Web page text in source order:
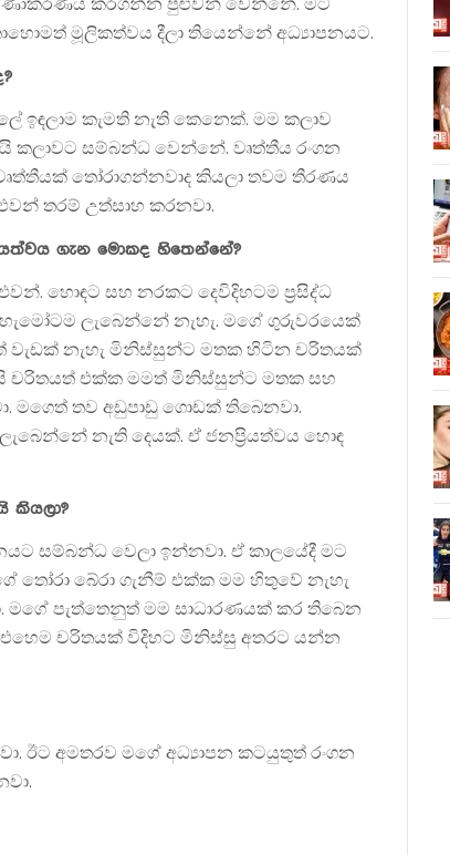
මූලිකත්වය දීලා තියෙන්නේ අධ්‍යාපනයට.
ඉඳලාම කැමති නැති කෙනෙක්. මම කලාව
කලාවට සම්බන්ධ වෙන්නේ. වෘත්තීය රංගන
තෝරාගන්නවාද කියලා තවම තීරණය
තරම් උත්සාහ කරනවා.
ගැන මොකද හිතෙන්නේ?
හොඳට සහ නරකට දෙවිදිහටම ප්‍රසිද්ධ
ලැබෙන්නේ නැහැ. මගේ ගුරුවරයෙක්
වැඩක් නැහැ මිනිස්සුන්ට මතක හිටින චරිතයක්
චරිතයත් එක්ක මමත් මිනිස්සුන්ට මතක සහ
මගෙත් තව අඩුපාඩු ගොඩක් තිබෙනවා.
නැති දෙයක්. ඒ ජනප්‍රියත්වය හොඳ
කියලා?
සම්බන්ධ වෙලා ඉන්නවා. ඒ කාලයේදී මට
තෝරා බේරා ගැනීම් එක්ක මම හිතුවේ නැහැ
මගේ පැත්තෙනුත් මම සාධාරණයක් කර තිබෙන
චරිතයක් විදිහට මිනිස්සු අතරට යන්න
ඊට අමතරව මගේ අධ්‍යාපන කටයුතුත් රංගන